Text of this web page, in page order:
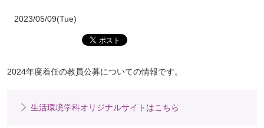
2023/05/09(Tue)
2024年度着任の教員公募についての情報です。
生活環境学科オリジナルサイトはこちら